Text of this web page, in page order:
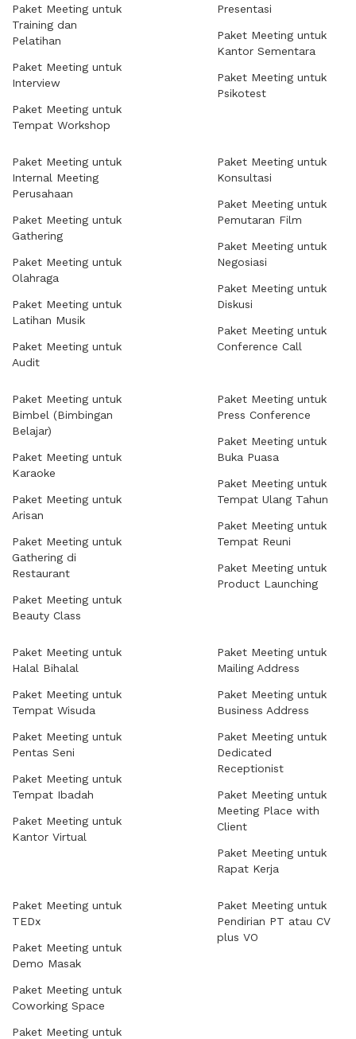
Paket Meeting untuk
Training dan
Pelatihan
Paket Meeting untuk
Interview
Paket Meeting untuk
Tempat Workshop
Presentasi
Paket Meeting untuk
Kantor Sementara
Paket Meeting untuk
Psikotest
Paket Meeting untuk
Internal Meeting
Perusahaan
Paket Meeting untuk
Gathering
Paket Meeting untuk
Olahraga
Paket Meeting untuk
Latihan Musik
Paket Meeting untuk
Audit
Paket Meeting untuk
Konsultasi
Paket Meeting untuk
Pemutaran Film
Paket Meeting untuk
Negosiasi
Paket Meeting untuk
Diskusi
Paket Meeting untuk
Conference Call
Paket Meeting untuk
Bimbel (Bimbingan
Belajar)
Paket Meeting untuk
Karaoke
Paket Meeting untuk
Arisan
Paket Meeting untuk
Gathering di
Restaurant
Paket Meeting untuk
Beauty Class
Paket Meeting untuk
Press Conference
Paket Meeting untuk
Buka Puasa
Paket Meeting untuk
Tempat Ulang Tahun
Paket Meeting untuk
Tempat Reuni
Paket Meeting untuk
Product Launching
Paket Meeting untuk
Halal Bihalal
Paket Meeting untuk
Tempat Wisuda
Paket Meeting untuk
Pentas Seni
Paket Meeting untuk
Tempat Ibadah
Paket Meeting untuk
Kantor Virtual
Paket Meeting untuk
Mailing Address
Paket Meeting untuk
Business Address
Paket Meeting untuk
Dedicated
Receptionist
Paket Meeting untuk
Meeting Place with
Client
Paket Meeting untuk
Rapat Kerja
Paket Meeting untuk
TEDx
Paket Meeting untuk
Demo Masak
Paket Meeting untuk
Coworking Space
Paket Meeting untuk
Paket Meeting untuk
Pendirian PT atau CV
plus VO